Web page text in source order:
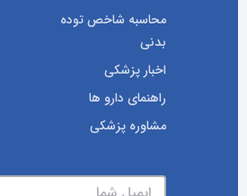
محاسبه شاخص توده
بدنی
اخبار پزشکی
راهنمای دارو ها
مشاوره پزشکی